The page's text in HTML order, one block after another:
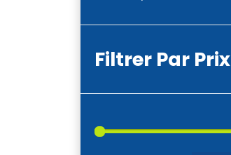
Filtrer Par Prix